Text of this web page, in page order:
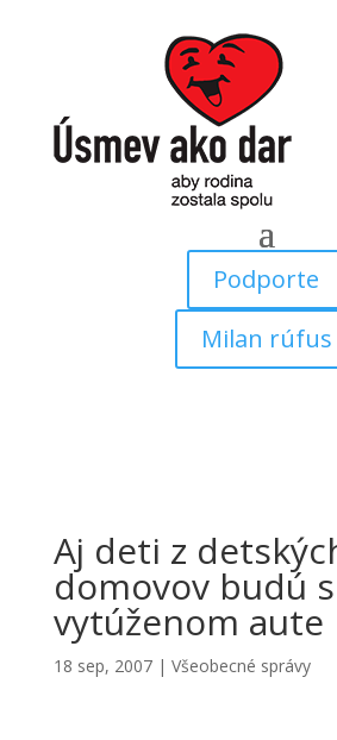
Podporte
Milan rúfus
Aj deti z
domovov budú
vytúženom aute
18 sep, 2007| Všeobecné správy